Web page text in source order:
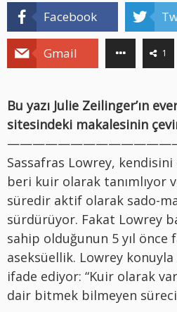
Facebook
Gmail 1
Bu yazı Julie Zeilinger’ın
sitesindeki makalesinin
Sassafras Lowrey, kendisini
beri kuir olarak tanımlıyor
süredir aktif olarak sado-
sürdürüyor. Fakat Lowrey
sahip olduğunun 5 yıl önce
aseksüellik. Lowrey
ifade ediyor: “Kuir olarak
dair bitmek bilmeyen